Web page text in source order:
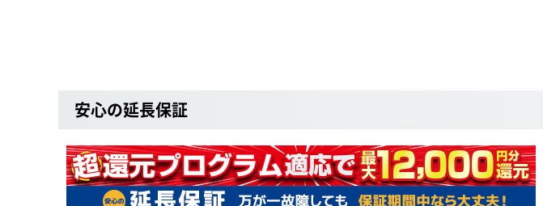
安心の延長保証